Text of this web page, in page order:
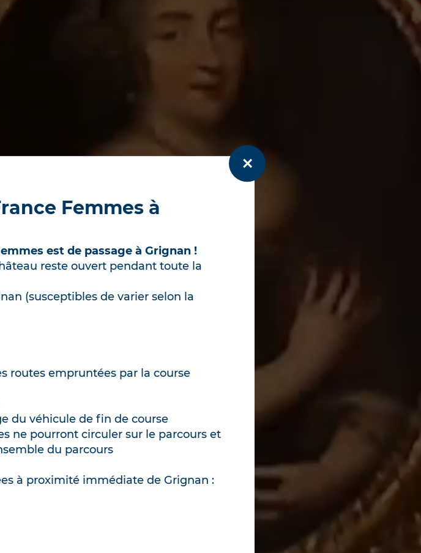
de visite du château sont
accueil :
entrée à 15h45)
ou espaces de visite peuvent être
adaptée
à 17h (dernière entrée à 16h40)
9h30-15h
en fonction des températures
pour les spectateurs des Fêtes
à 14h30 et 15h
et 17h
et vous incitons vivement à
est de passage à Grignan !
reste ouvert pendant toute la
(susceptibles de varier selon la
routes empruntées par la course
du véhicule de fin de course
ne pourront circuler sur le parcours et
du parcours
à proximité immédiate de Grignan :